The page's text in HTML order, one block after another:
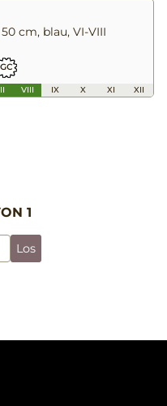
cm, blau, VI-VIII
GC
VIII IX X XI XII
1
Los